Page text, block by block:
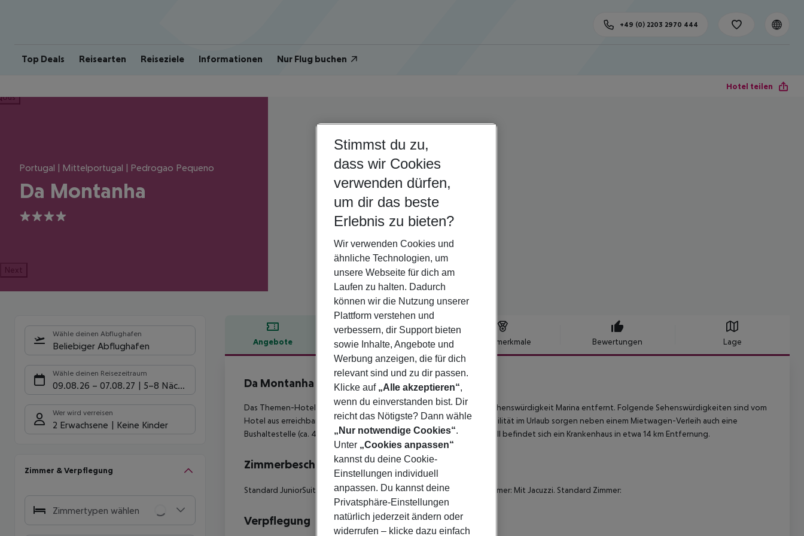
Top Deals Reisearten Reiseziele Informationen Nur Flug buchen
+49 (0) 2203 2970 444
Hotel teilen
Portugal | Mittelportugal | Pedrogao Pequeno
Da Montanha
4
Next
Wähle deinen Abflughafen
Beliebiger Abflughafen
Wähle deinen Reisezeitraum
09.08.26 – 07.08.27 5-8 Nächte
Wer wird verreisen
2 Erwachsene Keine Kinder
Zimmer & Verpflegung
Zimmertypen wählen
Angebote Hotelbeschreibung Hotelmerkmale Bewertungen Lage
Hotelbeschreibung
Da Montanha
Das Themen-Hotel da Montanha befindet sich rund 2 km von der Sehenswürdigkeit Marina entfernt. Folgende Sehenswürdigkeiten sind vom
Hotel aus erreichbar: Marina (ca. 2 km) und Castelo (ca. 14 km). Für Mobilität im Urlaub sorgen neben einem Mietwagen-Verleih auch eine
Bushaltestelle (ca. 4 km entfernt). Zur ärztlichen Versorgung im Notfall befindet sich ein Krankenhaus in etwa 14 km Entfernung.
Zimmerbeschreibung
Standard JuniorSuite: Mit Jacuzzi. Standard JuniorSuite: Standard Zimmer: Mit Jacuzzi. Standard Zimmer:
Verpflegung
Stimmst du zu,
dass wir Cookies
verwenden dürfen,
um dir das beste
Erlebnis zu bieten?
Wir verwenden Cookies und
ähnliche Technologien, um
unsere Webseite für dich am
Laufen zu halten. Dadurch
können wir die Nutzung unserer
Plattform verstehen und
verbessern, dir Support bieten
sowie Inhalte, Angebote und
Werbung anzeigen, die für dich
relevant sind und zu dir passen.
Klicke auf „Alle akzeptieren“,
wenn du einverstanden bist. Dir
reicht das Nötigste? Dann wähle
„Nur notwendige Cookies“.
Unter „Cookies anpassen“
kannst du deine Cookie-
Einstellungen individuell
anpassen. Du kannst deine
Privatsphäre-Einstellungen
natürlich jederzeit ändern oder
widerrufen – klicke dazu einfach